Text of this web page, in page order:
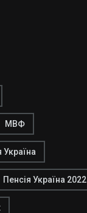
МВФ
Україна
Пенсія Україна 2022